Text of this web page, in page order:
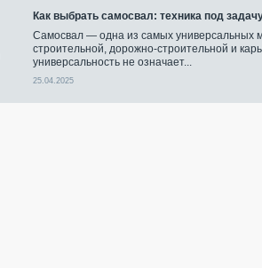
Как выбрать самосвал: техника под
Самосвал — одна из самых универсальных
строительной, дорожно-строительной и
универсальность не означает...
25.04.2025